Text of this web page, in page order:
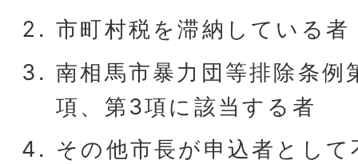
市町村税を滞納している者
南相馬市暴力団等排除条例
項、第3項に該当する者
その他市長が申込者とし